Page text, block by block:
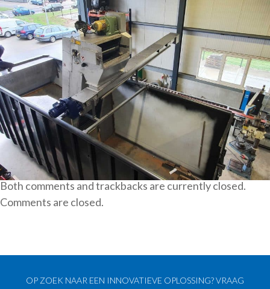
Both comments and trackbacks are currently closed.
Comments are closed.
OP ZOEK NAAR EEN INNOVATIEVE OPLOSSING? VRAAG